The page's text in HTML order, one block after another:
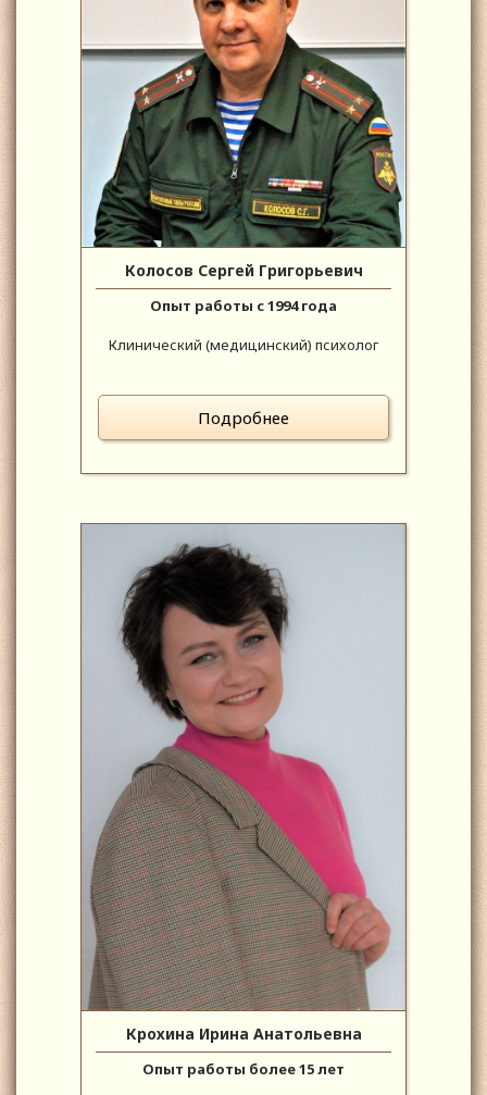
Колосов Сергей Григорьевич
Опыт работы с 1994 года
Клинический (медицинский) психолог
Подробнее
Крохина Ирина Анатольевна
Опыт работы более 15 лет